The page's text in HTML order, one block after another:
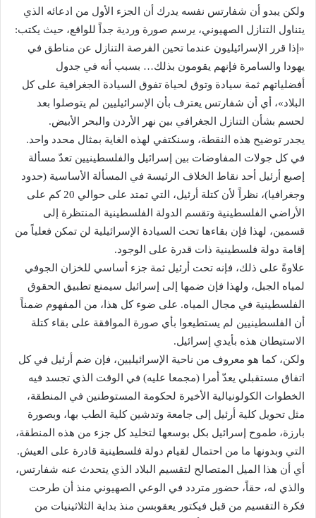
ولكن يبدو أن شفارتس نفسه يدرك أن الجزء الأول من ادعائه الذي
يتناول التنازل الصهيوني، يرسم صورة وردية جداً للواقع، حيث يكتب:
«إذا قرر الإسرائيليون عندما تحين الفرصة التنازل عن مناطق في
يهودا والسامرة فإنهم يقومون بذلك… بسبب أنه في جدول
أفضلياتهم ثمة سيادة وتوق لحياة تفوق السيادة الجغرافية على كل
البلاد»، أي أن شفارتس يعترف بأن الإسرائيليين لم يتوصلوا بعد
لحسم بشأن التنازل الجغرافي بين نهر الأردن والبحر الأبيض.
يجدر توضيح هذه النقطة، وسنكتفي لهذه الغاية بمثال محدد واحد.
في كل جولات المفاوضات بين إسرائيل والفلسطينيين تعدّ مسألة
إصبع أرئيل أحد نقاط الخلاف الرئيسة في المسألة الأساسية (حدود
وجغرافيا)، نظراً لأن كتلة أرئيل، التي تمتد على حوالي 20 كم على
الأراضي الفلسطينية وتقسم الدولة الفلسطينية المنتظرة إلى
قسمين، لهذا فإن بقاءها تحت السيادة الإسرائيلية لن تمكن فعلياً من
إقامة دولة فلسطينية ذات قدرة على الوجود.
علاوةً على ذلك، فإنه تحت أرئيل ثمة جزء أساسي للخزان الجوفي
لمياه الجبل، ولهذا فإن ضمها إلى إسرائيل سيمنع تطبيق الحقوق
الفلسطينية في مجال المياه. على ضوء كل هذا، من المفهوم ضمناً
أن الفلسطينيين لم يستطيعوا بأي صورة الموافقة على بقاء كتلة
الاستيطان هذه بأيدي إسرائيل.
ولكن، كما هو معروف من ناحية الإسرائيليين، فإن ضم أرئيل في كل
اتفاق مستقبلي يعدّ أمرا (مجمعا عليه) في الوقت الذي تجسد فيه
الخطوات الكولونيالية الأخيرة لحكومة المستوطنين في المنطقة،
مثل تحويل كلية أرئيل إلى جامعة وتدشين كلية الطب بها، وبصورة
بارزة، طموح إسرائيل بكل بوسعها لتخليد كل جزء من هذه المنطقة،
التي وبدونها ما من احتمال لقيام دولة فلسطينية قادرة على العيش.
أي أن هذا الميل المتصالح لتقسيم البلاد الذي يتحدث عنه شفارتس،
والذي له، حقاً، حضور متردد في الوعي الصهيوني منذ أن طرحت
فكرة التقسيم من قبل فيكتور يعقوبسن منذ بداية الثلاثينيات من